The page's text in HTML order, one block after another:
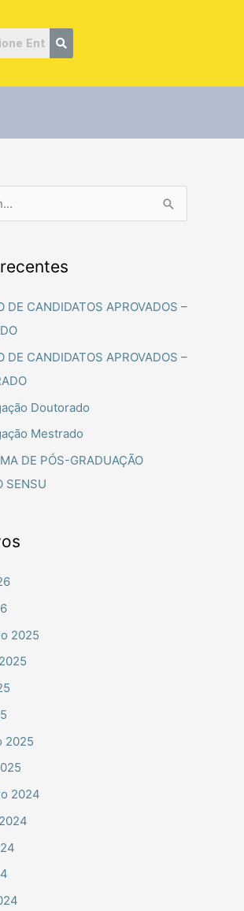
DE CANDIDATOS APROVADOS –
DE CANDIDATOS APROVADOS –
Doutorado
Mestrado
DE PÓS-GRADUAÇÃO
SENSU
2025
2025
2024